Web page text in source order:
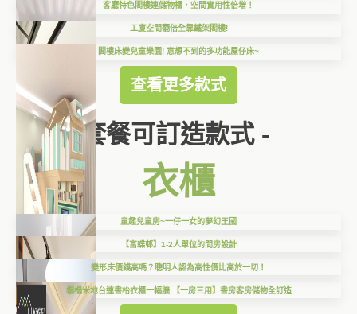
客廳特色閣樓連儲物櫃．空間實用性倍增！
工廈空間翻倍全靠鐵架閣樓!
閣樓床變兒童樂園! 意想不到的多功能屋仔床~
查看更多款式
套餐可訂造款式 -
衣櫃
童趣兒童房~一仔一女的夢幻王國
【富蝶邨】1-2人單位的間房設計
變形床價錢高嗎？聰明人認為高性價比高於一切！
榻榻米地台連書枱衣櫃一幅牆,【一房三用】書房客房儲物全訂造